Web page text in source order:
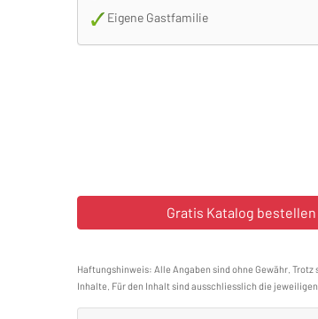
Eigene Gastfamilie
Haftungshinweis: Alle Angaben sind ohne Gewähr.
Inhalte. Für den Inhalt sind ausschliesslich die